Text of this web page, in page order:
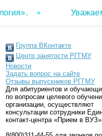
Группа ВКонтакте
Центр занятости РГГМУ
Новости
Задать вопрос на сайте
Отзывы выпускников РГГМУ
Для абитуриентов и
по вопросам целевого
организации, осуществляют
консультации сотрудники
контакт-центра «Прием в